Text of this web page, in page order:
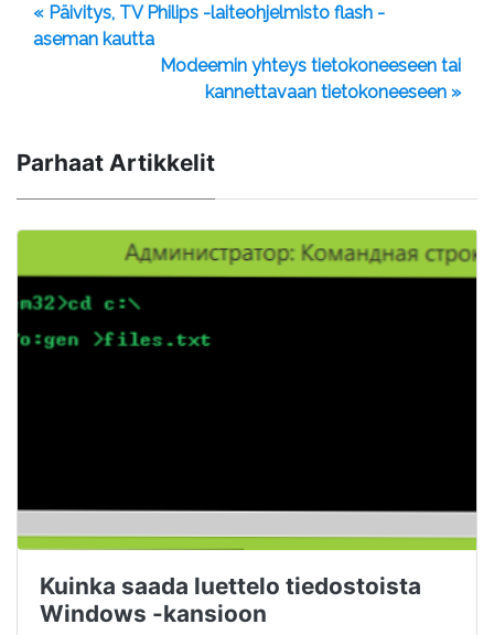
« Päivitys, TV Philips -laiteohjelmisto flash -
aseman kautta
Modeemin yhteys tietokoneeseen tai
kannettavaan tietokoneeseen »
Parhaat Artikkelit
Kuinka saada luettelo tiedostoista
Windows -kansioon